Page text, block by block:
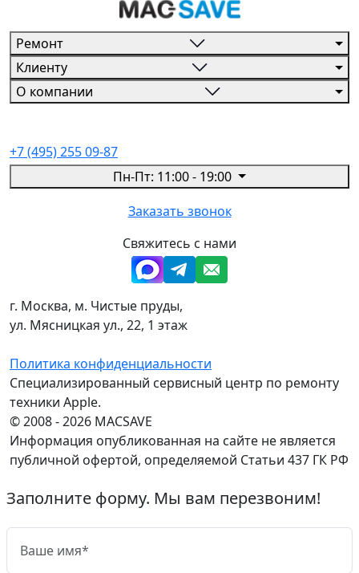
Ремонт
Клиенту
О компании
+7 (495) 255 09-87
Пн-Пт: 11:00 - 19:00
Заказать звонок
Свяжитесь с нами
г. Москва, м. Чистые пруды,
ул. Мясницкая ул., 22, 1 этаж
Политика конфиденциальности
Специализированный сервисный центр по ремонту
техники Apple.
© 2008 - 2026 MACSAVE
Информация опубликованная на сайте не является
публичной офертой, определяемой Статьи 437 ГК РФ
Заполните форму. Мы вам перезвоним!